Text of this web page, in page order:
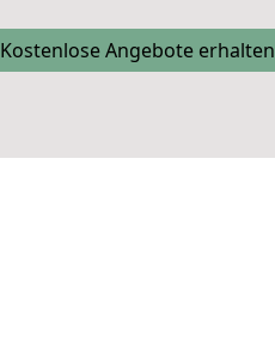
Kostenlose Angebote erhalten